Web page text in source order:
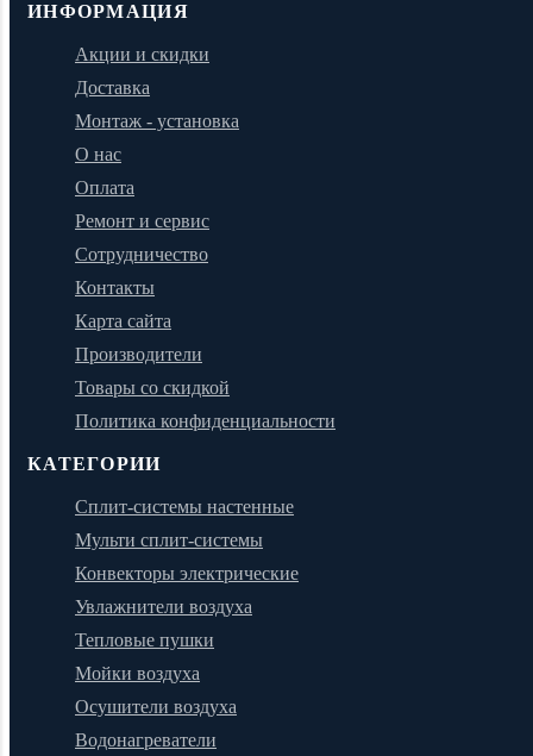
ИНФОРМАЦИЯ
Акции и скидки
Доставка
Монтаж - установка
О нас
Оплата
Ремонт и сервис
Сотрудничество
Контакты
Карта сайта
Производители
Товары со скидкой
Политика конфиденциальности
КАТЕГОРИИ
Сплит-системы настенные
Мульти сплит-системы
Конвекторы электрические
Увлажнители воздуха
Тепловые пушки
Мойки воздуха
Осушители воздуха
Водонагреватели